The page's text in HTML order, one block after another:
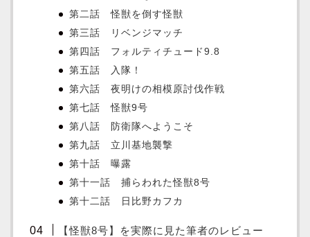
第二話 怪獣を倒す怪獣
第三話 リベンジマッチ
第四話 フォルティチュード9.8
第五話 入隊！
第六話 夜明けの相模原討伐作戦
第七話 怪獣9号
第八話 防衛隊へようこそ
第九話 立川基地襲撃
第十話 曝露
第十一話 捕らわれた怪獣8号
第十二話 日比野カフカ
【怪獣8号】を実際に見た筆者のレビュー